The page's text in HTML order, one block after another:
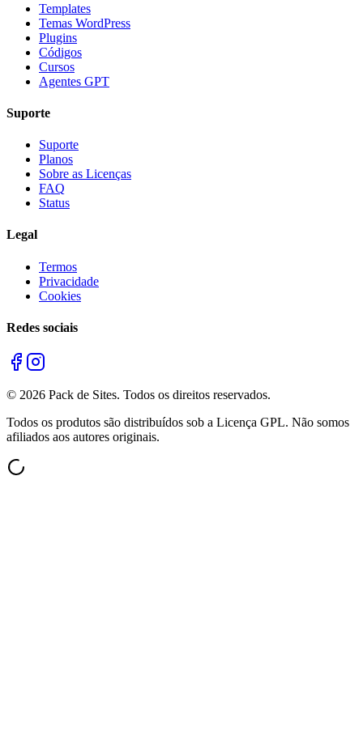
Templates
Temas WordPress
Plugins
Códigos
Cursos
Agentes GPT
Suporte
Suporte
Planos
Sobre as Licenças
FAQ
Status
Legal
Termos
Privacidade
Cookies
Redes sociais
© 2026 Pack de Sites. Todos os direitos reservados.
Todos os produtos são distribuídos sob a Licença GPL. Não somos
afiliados aos autores originais.